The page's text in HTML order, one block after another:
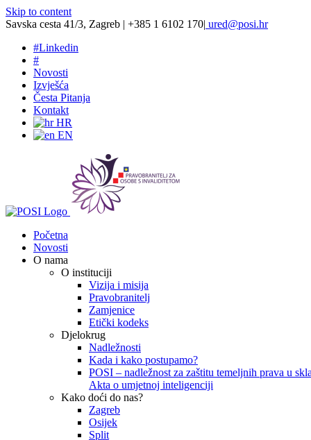
Skip to content
Savska cesta 41/3, Zagreb | +385 1 6102 170| ured@posi.hr
#Linkedin
#
Novosti
Izvješća
Česta Pitanja
Kontakt
HR
EN
Početna
Novosti
O nama
O instituciji
Vizija i misija
Pravobranitelj
Zamjenice
Etički kodeks
Djelokrug
Nadležnosti
Kada i kako postupamo?
POSI – nadležnost za zaštitu temeljnih prava u
Akta o umjetnoj inteligenciji
Kako doći do nas?
Zagreb
Osijek
Split